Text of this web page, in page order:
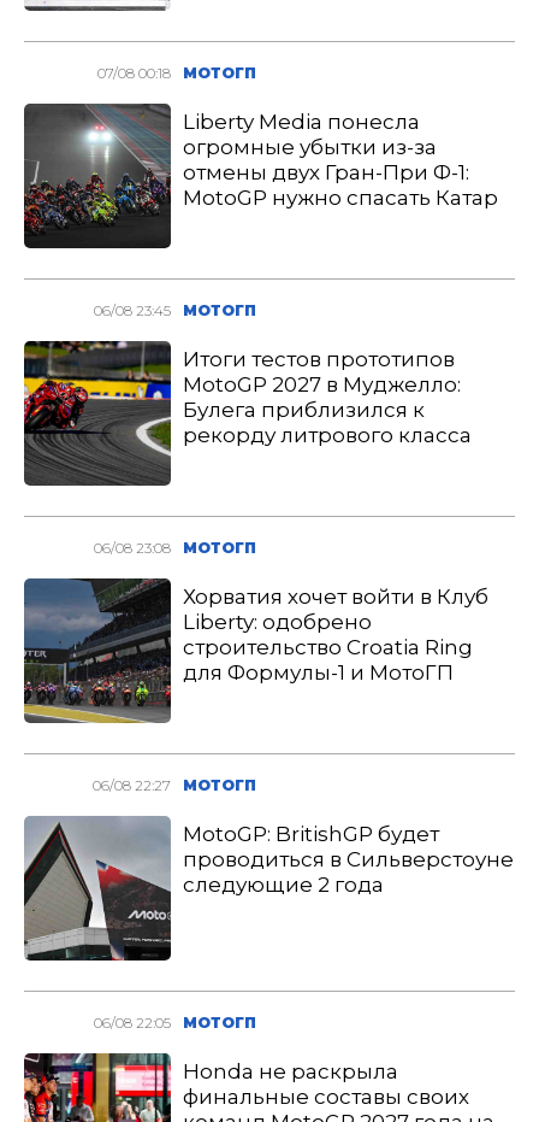
07/08 00:18 МОТОГП
Liberty Media понесла
огромные убытки из-за
отмены двух Гран-При Ф-1:
MotoGP нужно спасать Катар
06/08 23:45 МОТОГП
Итоги тестов прототипов
MotoGP 2027 в Муджелло:
Булега приблизился к
рекорду литрового класса
06/08 23:08 МОТОГП
Хорватия хочет войти в Клуб
Liberty: одобрено
строительство Croatia Ring
для Формулы-1 и МотоГП
06/08 22:27 МОТОГП
MotoGP: BritishGP будет
проводиться в Сильверстоуне
следующие 2 года
06/08 22:05 МОТОГП
Honda не раскрыла
финальные составы своих